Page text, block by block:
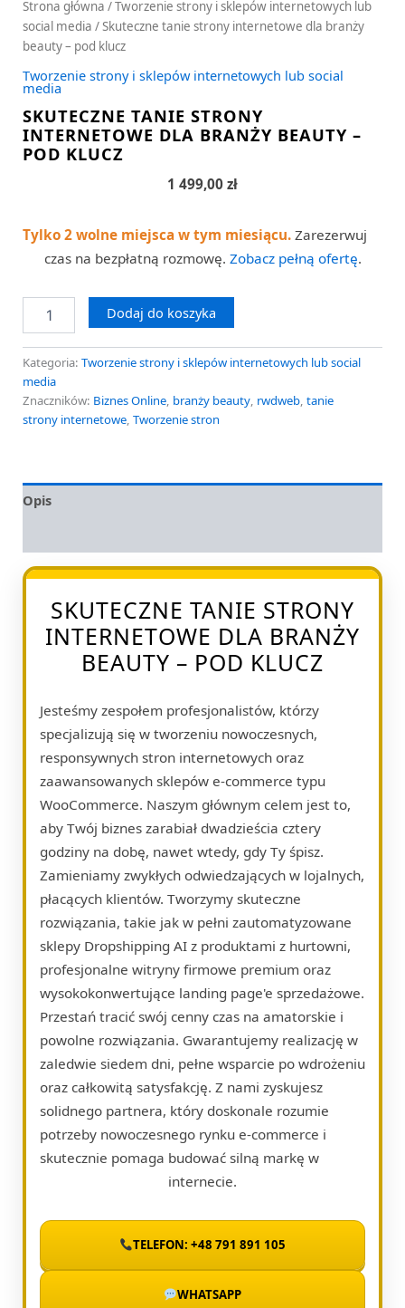
Strona główna /Tworzenie strony i sklepów internetowych lub
social media / Skuteczne tanie strony internetowe dla branży
beauty – pod klucz
Tworzenie strony i sklepów internetowych lub social
media
SKUTECZNE TANIE STRONY
INTERNETOWE DLA BRANŻY BEAUTY –
POD KLUCZ
1 499,00 zł
Tylko 2 wolne miejsca w tym miesiącu. Zarezerwuj
czas na bezpłatną rozmowę. Zobacz pełną ofertę.
Dodaj do koszyka
Kategoria: Tworzenie strony i sklepów internetowych lub social
media
Znaczników: Biznes Online, branży beauty, rwdweb, tanie
strony internetowe, Tworzenie stron
Opis
SKUTECZNE TANIE STRONY
INTERNETOWE DLA BRANŻY
BEAUTY – POD KLUCZ
Jesteśmy zespołem profesjonalistów, którzy
specjalizują się w tworzeniu nowoczesnych,
responsywnych stron internetowych oraz
zaawansowanych sklepów e-commerce typu
WooCommerce. Naszym głównym celem jest to,
aby Twój biznes zarabiał dwadzieścia cztery
godziny na dobę, nawet wtedy, gdy Ty śpisz.
Zamieniamy zwykłych odwiedzających w lojalnych,
płacących klientów. Tworzymy skuteczne
rozwiązania, takie jak w pełni zautomatyzowane
sklepy Dropshipping AI z produktami z hurtowni,
profesjonalne witryny firmowe premium oraz
wysokokonwertujące landing page'e sprzedażowe.
Przestań tracić swój cenny czas na amatorskie i
powolne rozwiązania. Gwarantujemy realizację w
zaledwie siedem dni, pełne wsparcie po wdrożeniu
oraz całkowitą satysfakcję. Z nami zyskujesz
solidnego partnera, który doskonale rozumie
potrzeby nowoczesnego rynku e-commerce i
skutecznie pomaga budować silną markę w
internecie.
TELEFON: +48 791 891 105
WHATSAPP